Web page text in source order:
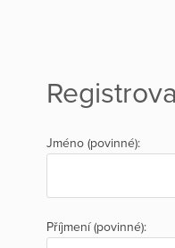
Jméno (povinné):
Příjmení (povinné):